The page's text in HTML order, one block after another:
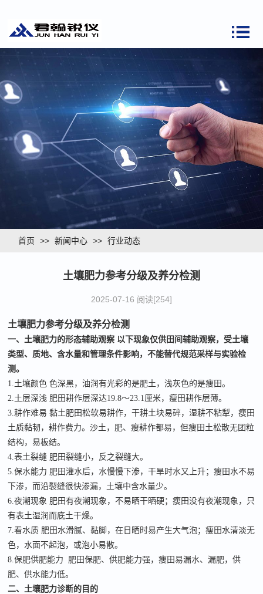
首页 >> 新闻中心 >> 行业动态
土壤肥力参考分级及养分检测
2025-07-16 阅读[254]
土壤肥力参考分级及养分检测
一、土壤肥力的形态辅助观察 以下现象仅供田间辅助观察，受土壤
类型、质地、含水量和管理条件影响，不能替代规范采样与实验检
测。
1.土壤颜色 色深黑，油润有光彩的是肥土，浅灰色的是瘦田。
2.土层深浅 肥田耕作层深达19.8～23.1厘米，瘦田耕作层薄。
3.耕作难易 黏土肥田松软易耕作，干耕土块易碎，湿耕不粘犁，瘦田
土质黏韧，耕作费力。沙土，肥、瘦耕作都易，但瘦田土松散无团粒
结构，易板结。
4.表土裂缝 肥田裂缝小，反之裂缝大。
5.保水能力 肥田灌水后，水慢慢下渗，干旱时水又上升；瘦田水不易
下渗，而沿裂缝很快渗漏，土壤中含水量少。
6.夜潮现象 肥田有夜潮现象，不易晒干晒硬；瘦田没有夜潮现象，只
有表土湿润而底土干燥。
7.看水质 肥田水滑腻、黏脚，在日晒时易产生大气泡；瘦田水清淡无
色，水面不起泡，或泡小易散。
8.保肥供肥能力 肥田保肥、供肥能力强，瘦田易漏水、漏肥，供
肥、供水能力低。
二、土壤肥力诊断的目的